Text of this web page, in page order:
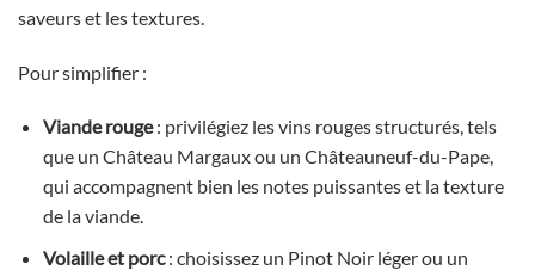
saveurs et les textures.
Pour simplifier :
Viande rouge: privilégiez les vins rouges structurés, tels
que un Château Margaux ou un Châteauneuf-du-Pape,
qui accompagnent bien les notes puissantes et la texture
de la viande.
Volaille et porc: choisissez un Pinot Noir léger ou un